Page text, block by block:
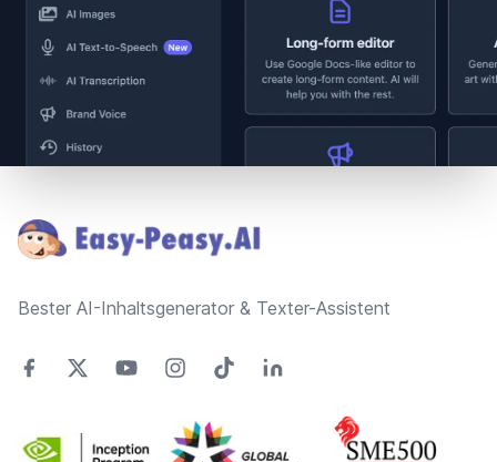
Bester AI-Inhaltsgenerator & Texter-Assistent